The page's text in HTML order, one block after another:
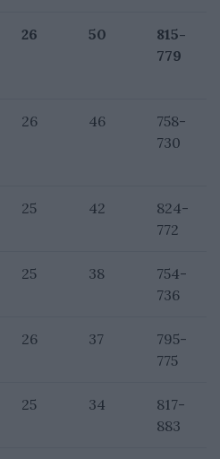
26 50
815-
779
26 46
758-
730
25 42
824-
772
25 38
754-
736
26 37
795-
775
25 34
817-
883